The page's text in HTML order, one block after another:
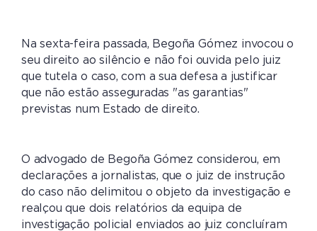
Na sexta-feira passada, Begoña Gómez invocou o
seu direito ao silêncio e não foi ouvida pelo juiz
que tutela o caso, com a sua defesa a justificar
que não estão asseguradas "as garantias"
previstas num Estado de direito.
O advogado de Begoña Gómez considerou, em
declarações a jornalistas, que o juiz de instrução
do caso não delimitou o objeto da investigação e
realçou que dois relatórios da equipa de
investigação policial enviados ao juiz concluíram